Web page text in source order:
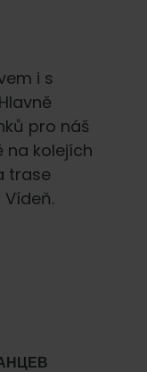
i s
pro náš
na kolejích
trase
Vídeň.